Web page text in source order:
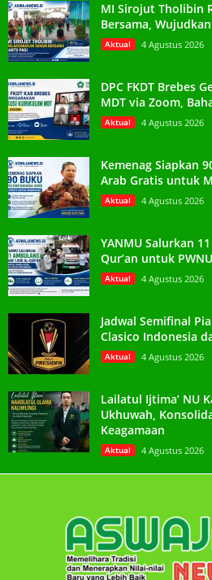
MI Sirojut Tholibin
Bersama,
Aktual 4 Agustus 2026
DPC FKDT Brebes
MDT via Zoom,
Aktual 4 Agustus 2026
Kemenag Siapkan
Arab Gratis untuk
Aktual 4 Agustus 2026
YANMU Salurkan
Qur’an untuk
Aktual 4 Agustus 2026
Jadwal Semifinal
Clasico Indonesia
Aktual 4 Agustus 2026
Lailatul Ijtima’ NU
Ukhuwah,
Keagamaan
Aktual 4 Agustus 2026